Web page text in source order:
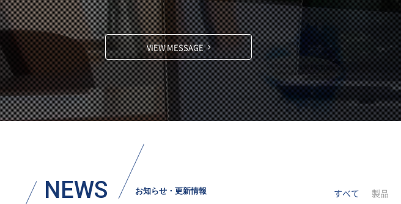
VIEW MESSAGE
NEWS お知らせ・更新情報 すべて 製品